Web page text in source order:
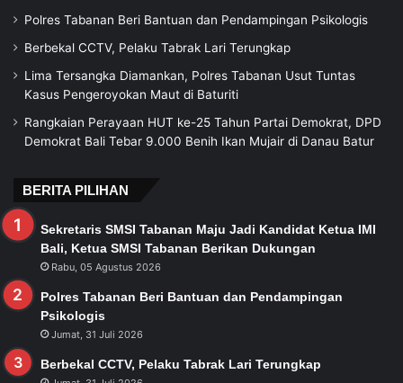
Polres Tabanan Beri Bantuan dan Pendampingan Psikologis
Berbekal CCTV, Pelaku Tabrak Lari Terungkap
Lima Tersangka Diamankan, Polres Tabanan Usut Tuntas
Kasus Pengeroyokan Maut di Baturiti
Rangkaian Perayaan HUT ke-25 Tahun Partai Demokrat, DPD
Demokrat Bali Tebar 9.000 Benih Ikan Mujair di Danau Batur
BERITA PILIHAN
Sekretaris SMSI Tabanan Maju Jadi Kandidat Ketua IMI
Bali, Ketua SMSI Tabanan Berikan Dukungan
Rabu, 05 Agustus 2026
Polres Tabanan Beri Bantuan dan Pendampingan
Psikologis
Jumat, 31 Juli 2026
Berbekal CCTV, Pelaku Tabrak Lari Terungkap